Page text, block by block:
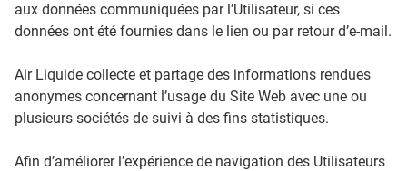
aux données communiquées par l’Utilisateur, si ces
données ont été fournies dans le lien ou par retour d’e-mail.
Air Liquide collecte et partage des informations rendues
anonymes concernant l’usage du Site Web avec une ou
plusieurs sociétés de suivi à des fins statistiques.
Afin d’améliorer l’expérience de navigation des Utilisateurs